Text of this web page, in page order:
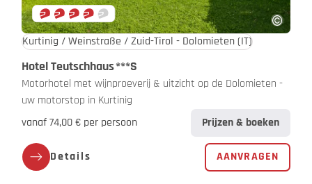
Kurtinig / Weinstraße / Zuid-Tirol - Dolomieten(IT)
Hotel Teutschhaus***S
Motorhotel met wijnproeverij & uitzicht op de Dolomieten -
uw motorstop in Kurtinig
vanaf 74,00 € per persoon
Prijzen & boeken
Details AANVRAGEN